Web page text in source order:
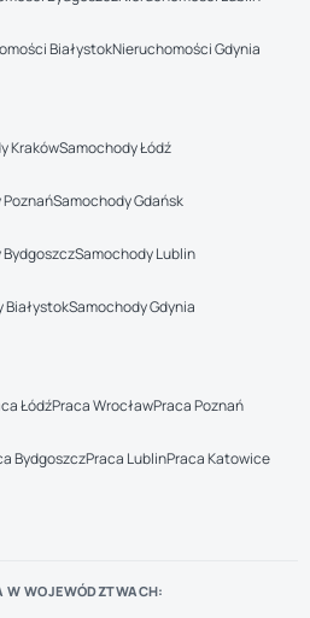
BiałystokNieruchomości Gdynia
KrakówSamochody Łódź
Samochody Gdańsk
Samochody Lublin
BiałystokSamochody Gdynia
ŁódźPraca WrocławPraca Poznań
BydgoszczPraca LublinPraca Katowice
W WOJEWÓDZTWACH: